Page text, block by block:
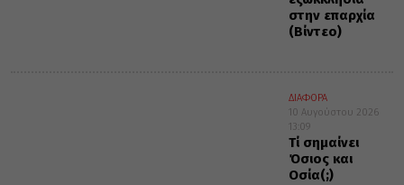
στην επαρχία
(Βίντεο)
ΔΙΑΦΟΡΑ
10 Αυγούστου 2026
13:09
Τί σημαίνει
Όσιος και
Οσία(;)